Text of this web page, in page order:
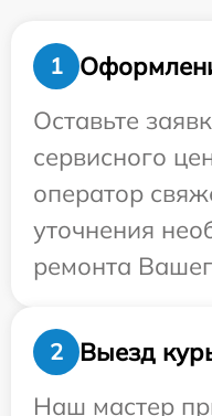
1
Оставьте
сервисного
оператор
уточнения
ремонта
2
Выезд
Наш мастер